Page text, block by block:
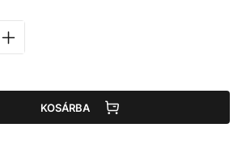
KOSÁRBA